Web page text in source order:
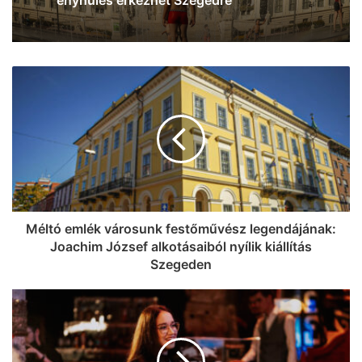
Véget ért a felfordulás az Anna kútnál:
az érintett útszakaszt visszaadták a
forgalomnak
vadat” – interjú Hevér Zsolttal, a Szeged
környéki vadászok helyzetéről
Méltó emlék városunk festőművész legendájának:
Joachim József alkotásaiból nyílik kiállítás
Szegeden